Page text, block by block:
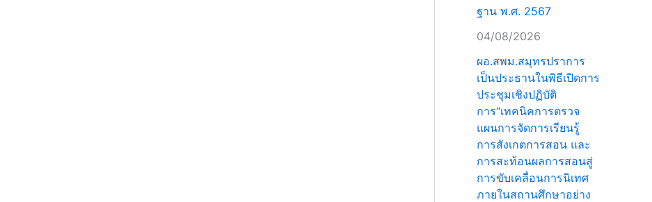
ฐาน พ.ศ. 2567
04/08/2026
ผอ.สพม.สมุทรปราการ
เป็นประธานในพิธีเปิดการ
ประชุมเชิงปฏิบัติ
การ“เทคนิคการตรวจ
แผนการจัดการเรียนรู้
การสังเกตการสอน และ
การสะท้อนผลการสอนสู่
การขับเคลื่อนการนิเทศ
ภายในสถานศึกษาอย่าง